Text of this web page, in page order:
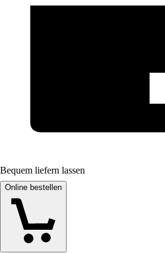
Bequem liefern lassen
Online bestellen